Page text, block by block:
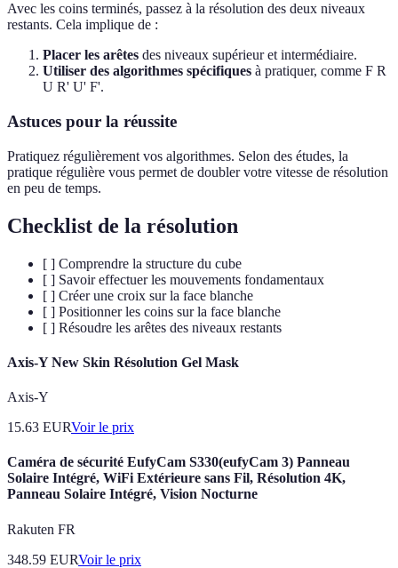
Avec les coins terminés, passez à la résolution des deux niveaux
restants. Cela implique de :
Placer les arêtes des niveaux supérieur et intermédiaire.
Utiliser des algorithmes spécifiques à pratiquer, comme F R
U R' U' F'.
Astuces pour la réussite
Pratiquez régulièrement vos algorithmes. Selon des études, la
pratique régulière vous permet de doubler votre vitesse de résolution
en peu de temps.
Checklist de la résolution
[ ] Comprendre la structure du cube
[ ] Savoir effectuer les mouvements fondamentaux
[ ] Créer une croix sur la face blanche
[ ] Positionner les coins sur la face blanche
[ ] Résoudre les arêtes des niveaux restants
Axis-Y New Skin Résolution Gel Mask
Axis-Y
15.63 EURVoir le prix
Caméra de sécurité EufyCam S330(eufyCam 3) Panneau
Solaire Intégré, WiFi Extérieure sans Fil, Résolution 4K,
Panneau Solaire Intégré, Vision Nocturne
Rakuten FR
348.59 EURVoir le prix